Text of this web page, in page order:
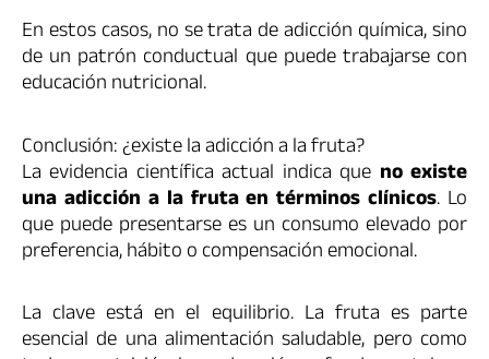
En estos casos, no se trata de adicción química, sino
de un patrón conductual que puede trabajarse con
educación nutricional.
Conclusión: ¿existe la adicción a la fruta?
La evidencia científica actual indica que no existe
una adicción a la fruta en términos clínicos. Lo
que puede presentarse es un consumo elevado por
preferencia, hábito o compensación emocional.
La clave está en el equilibrio. La fruta es parte
esencial de una alimentación saludable, pero como